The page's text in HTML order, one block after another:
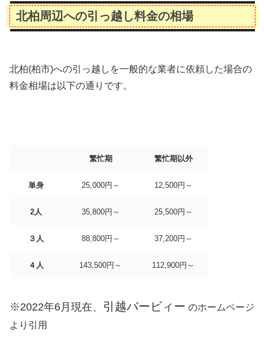
北柏周辺への引っ越し料金の相場
北柏(柏市)への引っ越しを一般的な業者に依頼した場合の
料金相場は以下の通りです。
繁忙期 繁忙期以外
単身 25,000円～ 12,500円～
2人 35,800円～ 25,500円～
３人 88,800円～ 37,200円～
４人 143,500円～ 112,900円～
※2022年6月現在、 引越バービィー のホームページ
より引用